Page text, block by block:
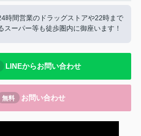
時間営業のドラッグストアや22時まで
スーパー等も徒歩圏内に御座います！
LINEからお問い合わせ
無料 お問い合わせ